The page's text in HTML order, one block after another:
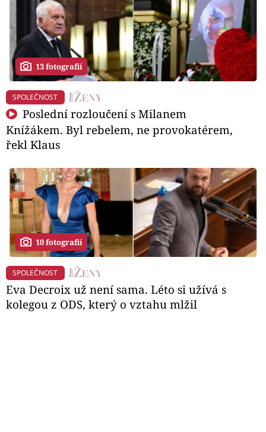
13 fotografií
SPOLEČNOST
Poslední rozloučení s Milanem
Knížákem. Byl rebelem, ne provokatérem,
řekl Klaus
10 fotografií
SPOLEČNOST
Eva Decroix už není sama. Léto si užívá s
kolegou z ODS, který o vztahu mlžil